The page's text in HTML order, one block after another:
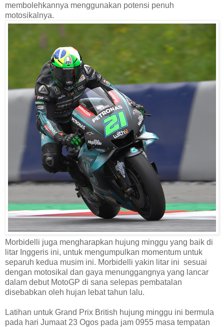
membolehkannya menggunakan potensi penuh
motosikalnya.
Morbidelli juga mengharapkan hujung minggu yang baik di
litar Inggeris ini, untuk mengumpulkan momentum untuk
separuh kedua musim ini. Morbidelli yakin litar ini sesuai
dengan motosikal dan gaya menunggangnya yang lancar
dalam debut MotoGP di sana selepas pembatalan
disebabkan oleh hujan lebat tahun lalu.
Latihan untuk Grand Prix British hujung minggu ini bermula
pada hari Jumaat 23 Ogos pada jam 0955 masa tempatan